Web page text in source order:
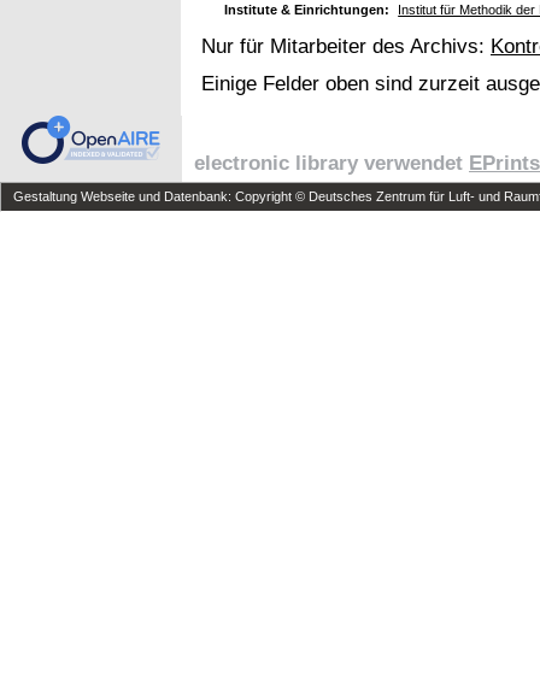
Institute & Einrichtungen:
Institut für Methodik
Nur für Mitarbeiter des Archivs:
Einige Felder oben sind zurzeit
electronic library verwendet
Gestaltung Webseite und Datenbank: Copyright © Deutsches Zentrum für Luft- und